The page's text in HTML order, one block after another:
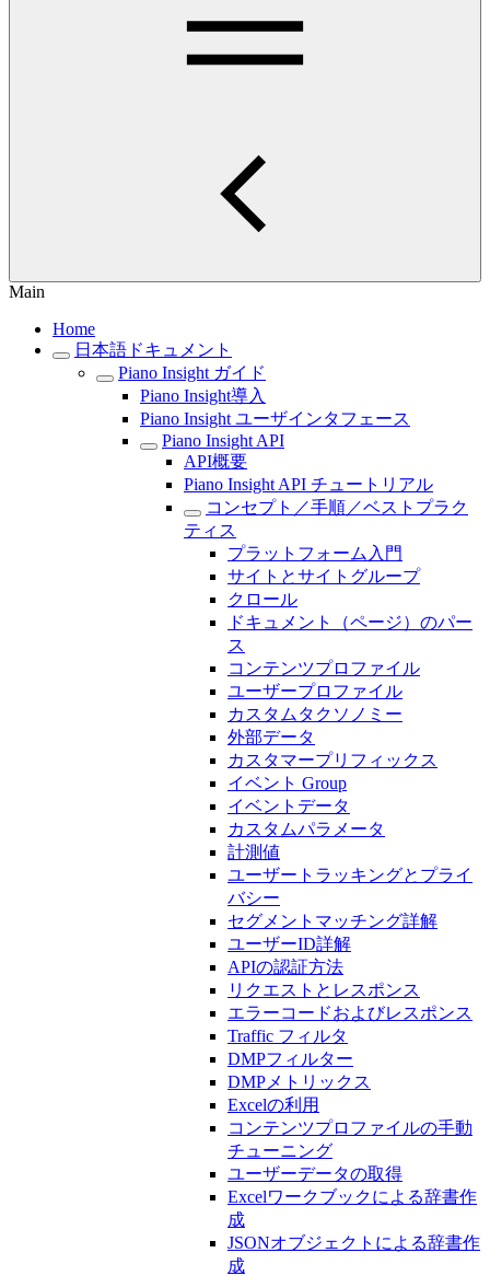
Main
Home
日本語ドキュメント
Piano Insight ガイド
Piano Insight導入
Piano Insight ユーザインタフェース
Piano Insight API
API概要
Piano Insight API チュートリアル
コンセプト／手順／ベストプラク
ティス
プラットフォーム入門
サイトとサイトグループ
クロール
ドキュメント（ページ）のパー
ス
コンテンツプロファイル
ユーザープロファイル
カスタムタクソノミー
外部データ
カスタマープリフィックス
イベント Group
イベントデータ
カスタムパラメータ
計測値
ユーザートラッキングとプライ
バシー
セグメントマッチング詳解
ユーザーID詳解
APIの認証方法
リクエストとレスポンス
エラーコードおよびレスポンス
Traffic フィルタ
DMPフィルター
DMPメトリックス
Excelの利用
コンテンツプロファイルの手動
チューニング
ユーザーデータの取得
Excelワークブックによる辞書作
成
JSONオブジェクトによる辞書作
成